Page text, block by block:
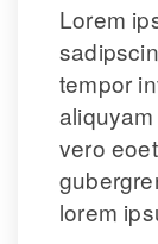
Lorem
tempor
vero
lorem